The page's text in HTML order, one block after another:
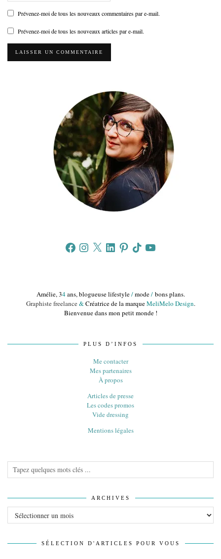
Prévenez-moi de tous les nouveaux commentaires par e-mail.
Prévenez-moi de tous les nouveaux articles par e-mail.
FacebookInstagram
X LinkedInPinterestTikTokYouTube
Amélie, 34ans, blogueuse lifestyle/mode/bons plans.
Graphiste freelance&Créatrice de la marqueMeliMelo Design.
Bienvenue dans mon petit monde !
PLUS D’INFOS
Me contacter
Mes partenaires
À propos
Articles de presse
Les codes promos
Vide dressing
Mentions légales
ARCHIVES
SÉLECTION D'ARTICLES POUR VOUS